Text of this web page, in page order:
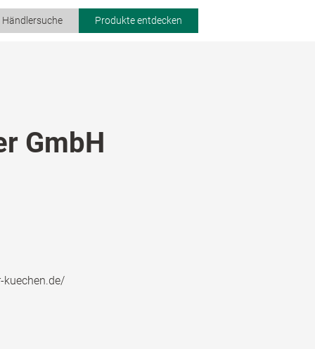
Produkte entdecken
GmbH
kuechen.de/